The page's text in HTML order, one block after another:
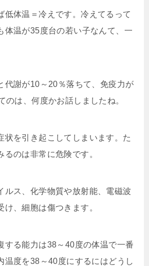
低体温＝冷えです。冷えてるって
体温が35度台の若い子なんて、一
代謝が10～20％落ちて、免疫力が
のは、何度かお話しましたね。
状を引き起こしてしまいます。た
るのは非常に危険です。
ルス、化学物質や放射能、電磁波
け、細胞は傷つきます。
する能力は38～40度の体温で一番
温度を38～40度にするにはどうし